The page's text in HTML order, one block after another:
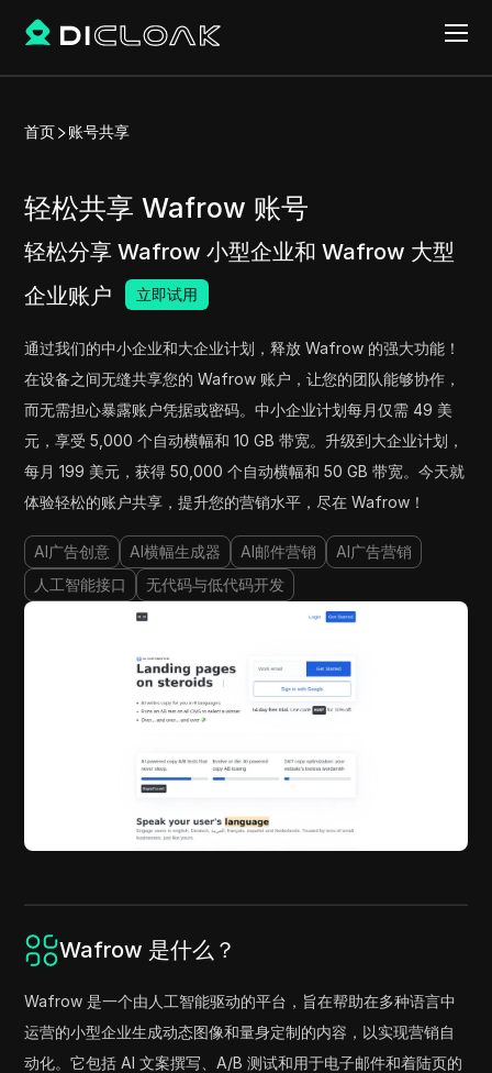
首页 账号共享
轻松共享 Wafrow 账号
轻松分享 Wafrow 小型企业和 Wafrow 大型
企业账户
立即试用
通过我们的中小企业和大企业计划，释放 Wafrow 的强大功能！
在设备之间无缝共享您的 Wafrow 账户，让您的团队能够协作，
而无需担心暴露账户凭据或密码。中小企业计划每月仅需 49 美
元，享受 5,000 个自动横幅和 10 GB 带宽。升级到大企业计划，
每月 199 美元，获得 50,000 个自动横幅和 50 GB 带宽。今天就
体验轻松的账户共享，提升您的营销水平，尽在 Wafrow！
AI广告创意 AI横幅生成器 AI邮件营销
AI广告营销
人工智能接口
无代码与低代码开发
Wafrow 是什么？
Wafrow 是一个由人工智能驱动的平台，旨在帮助在多种语言中
运营的小型企业生成动态图像和量身定制的内容，以实现营销自
动化。它包括 AI 文案撰写、A/B 测试和用于电子邮件和着陆页的